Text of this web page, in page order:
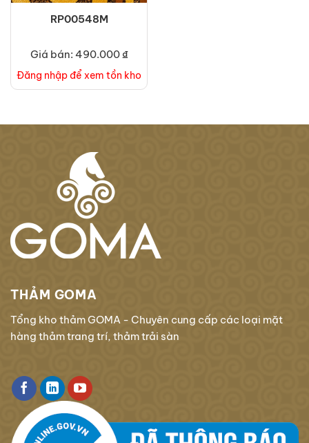
RP00548M
Giá bán: 490.000 ₫
Đăng nhập để xem tồn kho
THẢM GOMA
Tổng kho thảm GOMA - Chuyên cung cấp các loại mặt
hàng thảm trang trí, thảm trải sàn